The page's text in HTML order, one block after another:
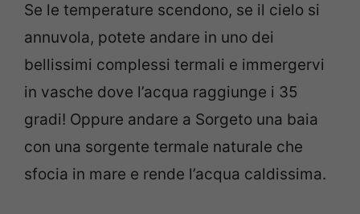
Se le temperature scendono, se il cielo si
annuvola, potete andare in uno dei
bellissimi complessi termali e immergervi
in vasche dove l’acqua raggiunge i 35
gradi! Oppure andare a Sorgeto una baia
con una sorgente termale naturale che
sfocia in mare e rende l’acqua caldissima.